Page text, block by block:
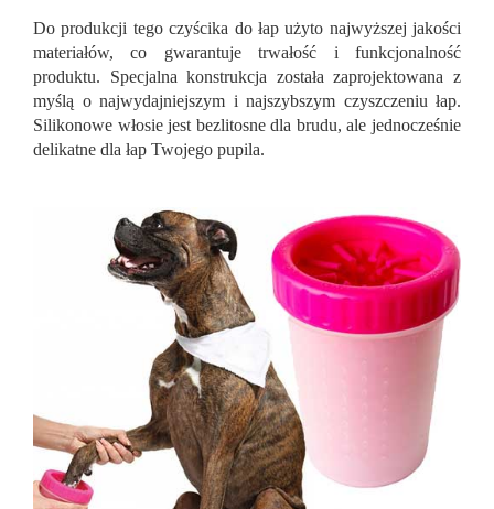
Do produkcji tego czyścika do łap użyto najwyższej jakości
materiałów, co gwarantuje trwałość i funkcjonalność
produktu. Specjalna konstrukcja została zaprojektowana z
myślą o najwydajniejszym i najszybszym czyszczeniu łap.
Silikonowe włosie jest bezlitosne dla brudu, ale jednocześnie
delikatne dla łap Twojego pupila.